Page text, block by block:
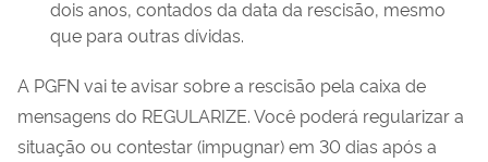
dois anos, contados da data da rescisão, mesmo
que para outras dívidas.
A PGFN vai te avisar sobre a rescisão pela caixa de
mensagens do REGULARIZE. Você poderá regularizar a
situação ou contestar (impugnar) em 30 dias após a